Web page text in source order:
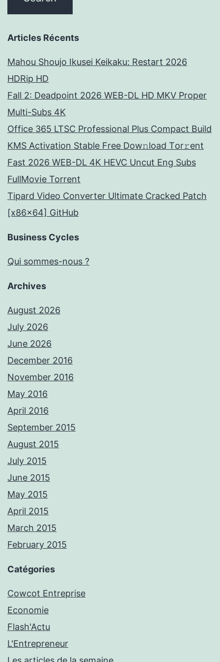
Articles Récents
Mahou Shoujo Ikusei Keikaku: Restart 2026
HDRip HD
Fall 2: Deadpoint 2026 WEB-DL HD MKV Proper
Multi-Subs 4K
Office 365 LTSC Professional Plus Compact Build
KMS Activation Stable Frее Dow𝚗load Tоr𝚛ent
Fast 2026 WEB-DL 4K HEVC Uncut Eng Subs
FullMov𝗂e Torrent
Tipard Video Converter Ultimate Cracked Patch
[x86x64] GitHub
Business Cycles
Qui sommes-nous ?
Archives
August 2026
July 2026
June 2026
December 2016
November 2016
May 2016
April 2016
September 2015
August 2015
July 2015
June 2015
May 2015
April 2015
March 2015
February 2015
Catégories
Cowcot Entreprise
Economie
Flash'Actu
L'Entrepreneur